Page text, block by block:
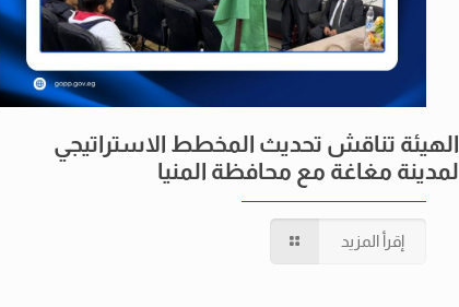
الهيئة تناقش تحديث المخطط الاستراتيجي
لمدينة مغاغة مع محافظة المنيا
إقرأ المزيد